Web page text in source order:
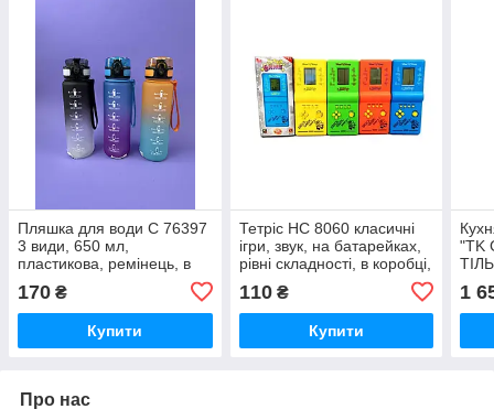
Пляшка для води C 76397
3 види, 650 мл,
пластикова, ремінець, в
ТІЛЬКИ МІКС ВИДІВ
170 ₴
Купити
Тетріс HC 8060 класичні
ігри, звук, на батарейках,
рівні складності, в коробці,
ВИДАЄТЬСЯ МІКС ВИДІВ
110₴
Купити
"TK
1
Про нас